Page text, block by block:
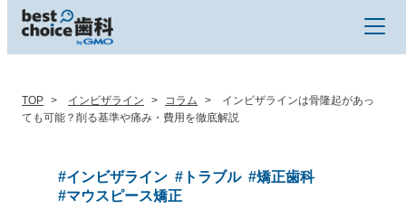
TOP インビザライン コラム
インビザラインは骨隆起があっ
ても可能？削る基準や痛み・費用を徹底解説
#インビザライン #トラブル #矯正歯科
#マウスピース矯正